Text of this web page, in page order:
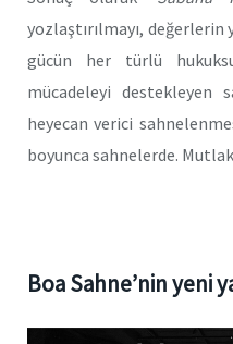
yozlaştırılmayı,
gücün her türlü
mücadeleyi
heyecan verici
boyunca sahnelerde.
Boa Sahne’nin yeni